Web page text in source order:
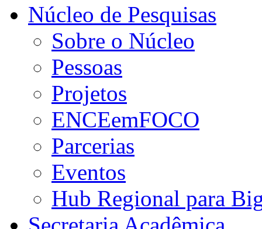
Núcleo de Pesquisas
Sobre o Núcleo
Pessoas
Projetos
ENCEemFOCO
Parcerias
Eventos
Hub Regional para